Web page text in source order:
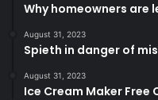
Why homeowners are
August 31, 2023
Spieth in danger of
August 31, 2023
Ice Cream Maker Free